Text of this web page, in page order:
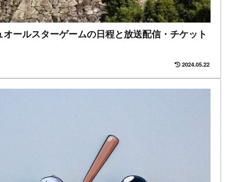
ールスターゲームの日程と放送配信・チケット
2024.05.22